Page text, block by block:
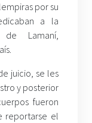
por su
a la
Lamaní,
juicio, se les
y posterior
fueron
reportarse el